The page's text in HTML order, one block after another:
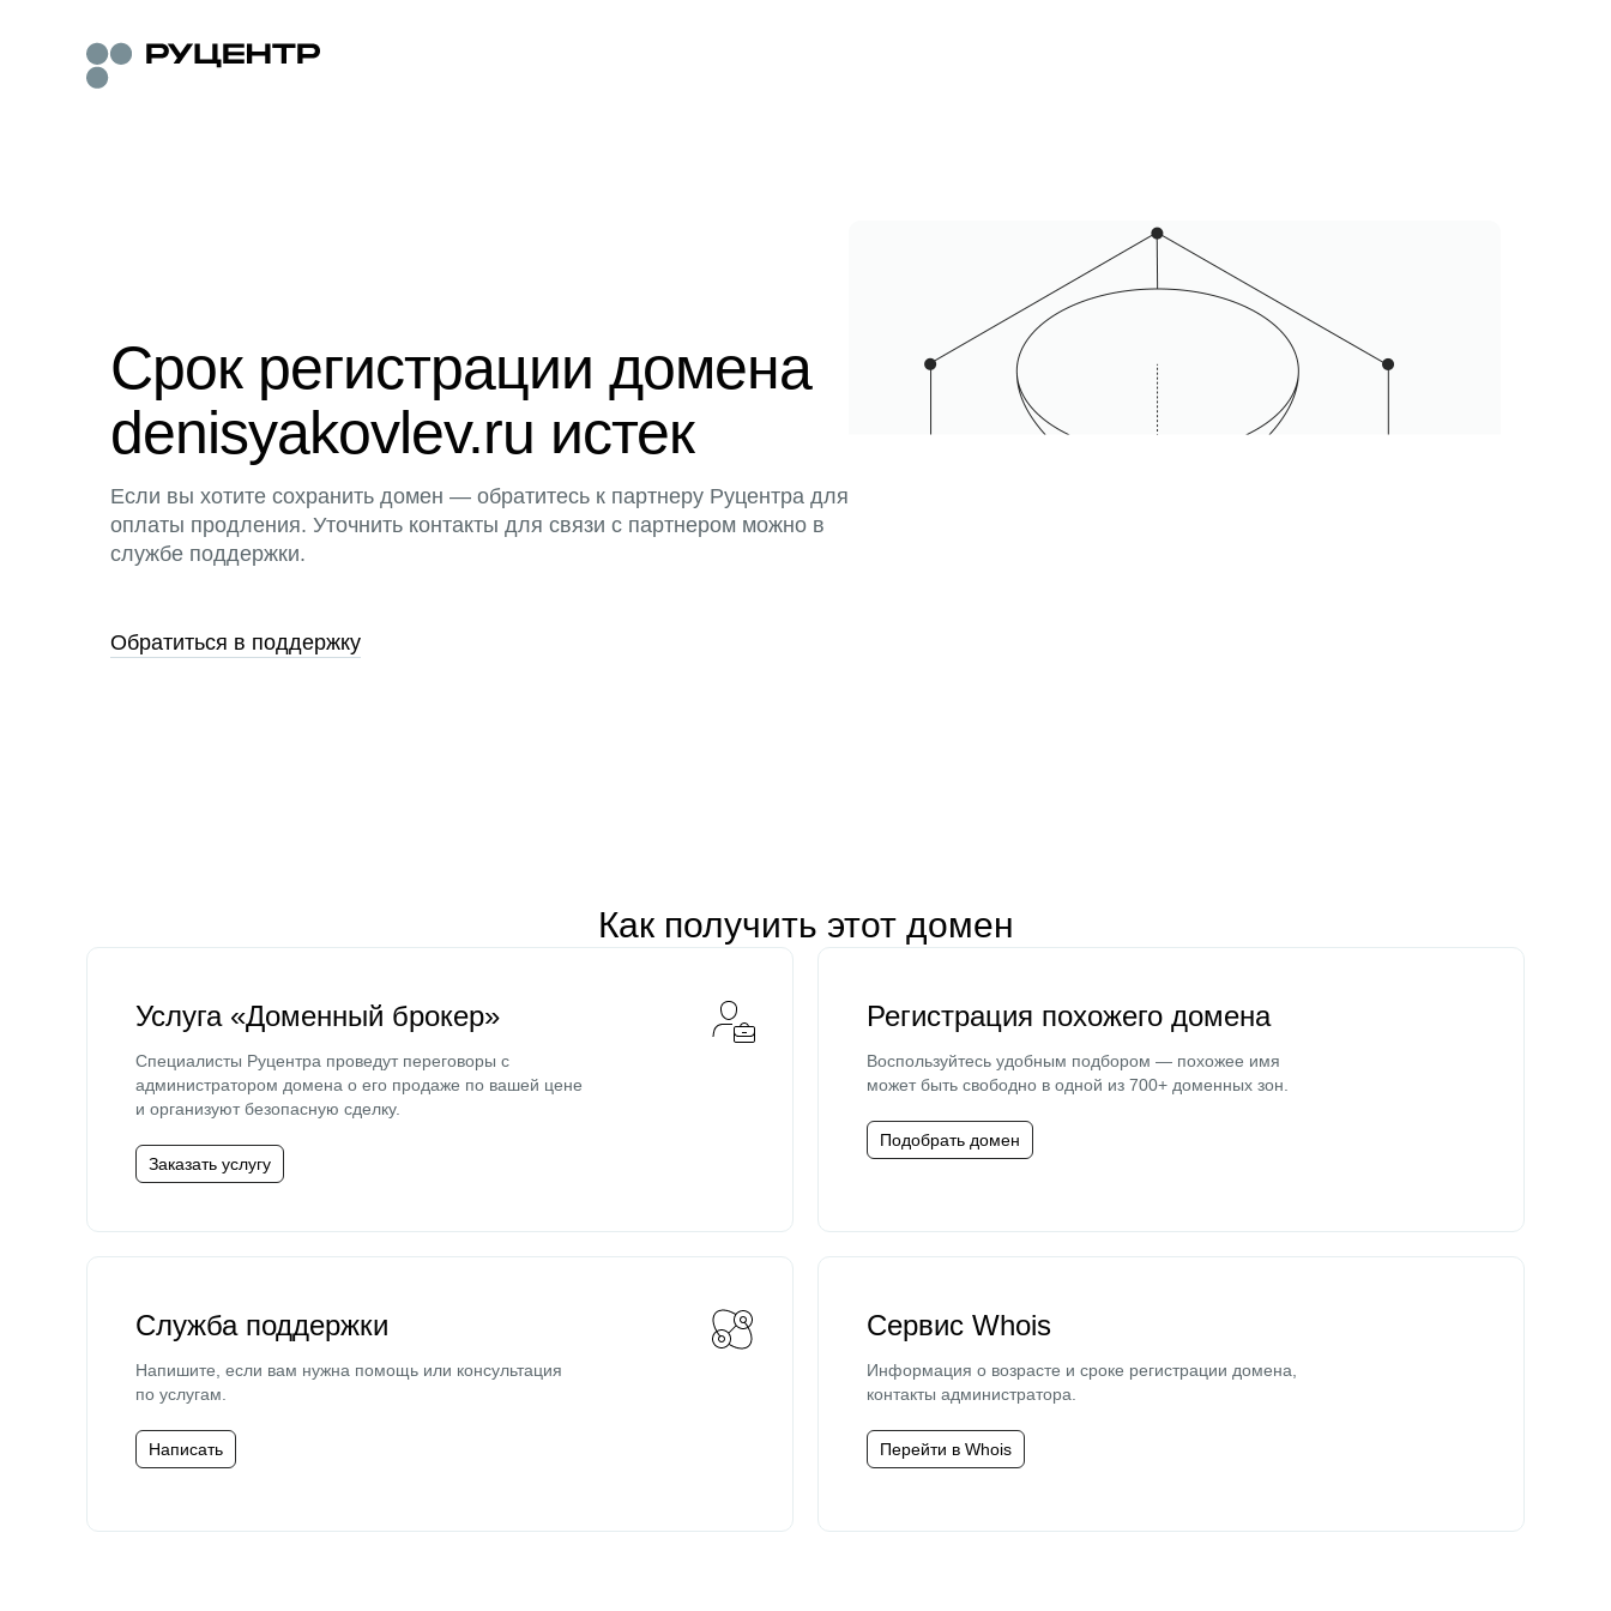
Срок регистрации домена
denisyakovlev.ru истек
Если вы хотите сохранить домен — обратитесь к партнеру Руцентра для
оплаты продления. Уточнить контакты для связи с партнером можно в
службе поддержки.
Обратиться в поддержку
Как получить этот домен
Услуга «Доменный брокер»
Специалисты Руцентра проведут переговоры с
администратором домена о его продаже по вашей цене
и организуют безопасную сделку.
Заказать услугу
Регистрация похожего домена
Воспользуйтесь удобным подбором — похожее имя
может быть свободно в одной из 700+ доменных зон.
Подобрать домен
Служба поддержки
Напишите, если вам нужна помощь или консультация
по услугам.
Написать
Сервис Whois
Информация о возрасте и сроке регистрации домена,
контакты администратора.
Перейти в Whois